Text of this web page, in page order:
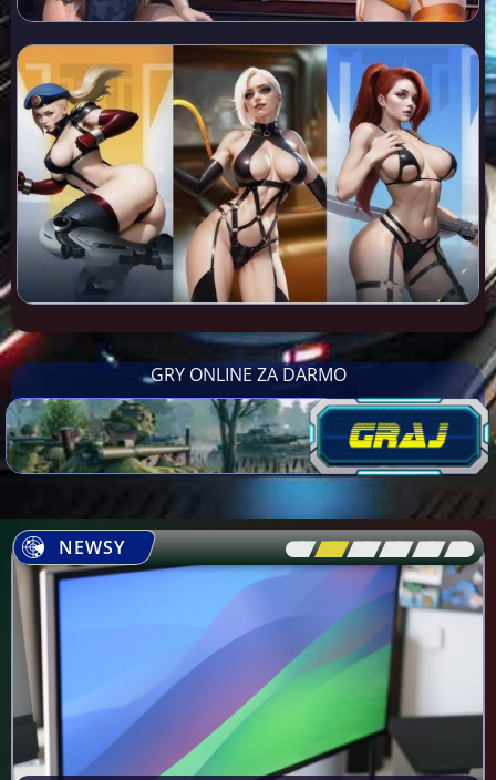
GRY ONLINE ZA DARMO
NEWSY [\ \\ \\ \\ \\ \]